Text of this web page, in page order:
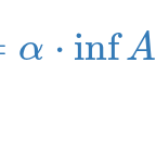
α ⋅ inf A
A